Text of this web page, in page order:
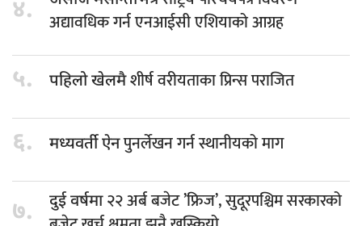
४.
अद्यावधिक गर्न एनआईसी एशियाको आग्रह
५. पहिलो खेलमैशीर्ष वरीयताका प्रिन्स पराजित
६. मध्यवर्ती ऐनपुनर्लेखन गर्न स्थानीयको माग
७. दुई वर्षमा२२ अर्ब बजेट ’फ्रिज’, सुदूरपश्चिम सरकारको